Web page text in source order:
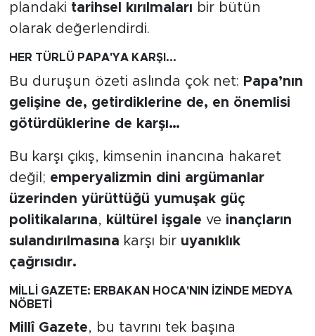
plandaki tarihsel kırılmaları bir bütün
olarak değerlendirdi.
HER TÜRLÜ PAPA'YA KARŞI...
Bu duruşun özeti aslında çok net: Papa’nın
gelişine de, getirdiklerine de, en önemlisi
götürdüklerine de karşı…
Bu karşı çıkış, kimsenin inancına hakaret
değil; emperyalizmin dini argümanlar
üzerinden yürüttüğü yumuşak güç
politikalarına, kültürel işgale ve inançların
sulandırılmasına karşı bir uyanıklık
çağrısıdır.
MİLLİ GAZETE: ERBAKAN HOCA'NIN İZİNDE MEDYA
NÖBETİ
Millî Gazete, bu tavrını tek başına